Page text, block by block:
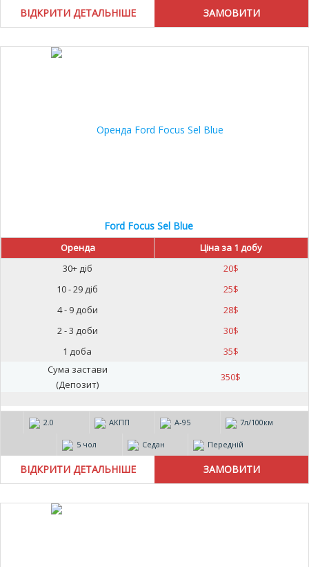
ВІДКРИТИ ДЕТАЛЬНІШЕ
Ford Focus Sel Blue
Оренда
Ціна за 1 добу
30+ діб
20$
10 - 29 діб
25$
4 - 9 доби
28$
2 - 3 доби
30$
1 доба
35$
Сума застави
(Депозит)
350$
2.0 АКПП А-95 7л/100км
5 чол Седан Передній
ВІДКРИТИ ДЕТАЛЬНІШЕ